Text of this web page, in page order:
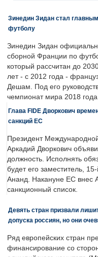
Зинедин Зидан стал
футболу
Зинедин Зидан
сборной Франции по
который рассчитан до
лет - с 2012 года -
Дешам. Под его
чемпионат мира 2018
Глава FIDE Дворкович
санкций ЕС
Президент
Аркадий Дворкович
должность. Исполнять
будет его заместитель,
Ананд. Накануне ЕС внес
санкционный список.
Девять стран призвали
допуска россиян, но они
Ряд европейских стран
финансирование со